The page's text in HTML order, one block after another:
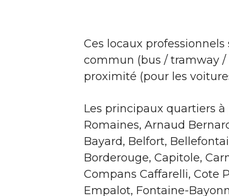
Ces locaux
commun (bus / tramway /
proximité (pour les
Les principaux quartiers
Romaines, Arnaud
Bayard, Belfort,
Borderouge, Capitole,
Compans Caffarelli, Cote
Empalot, Fontaine-